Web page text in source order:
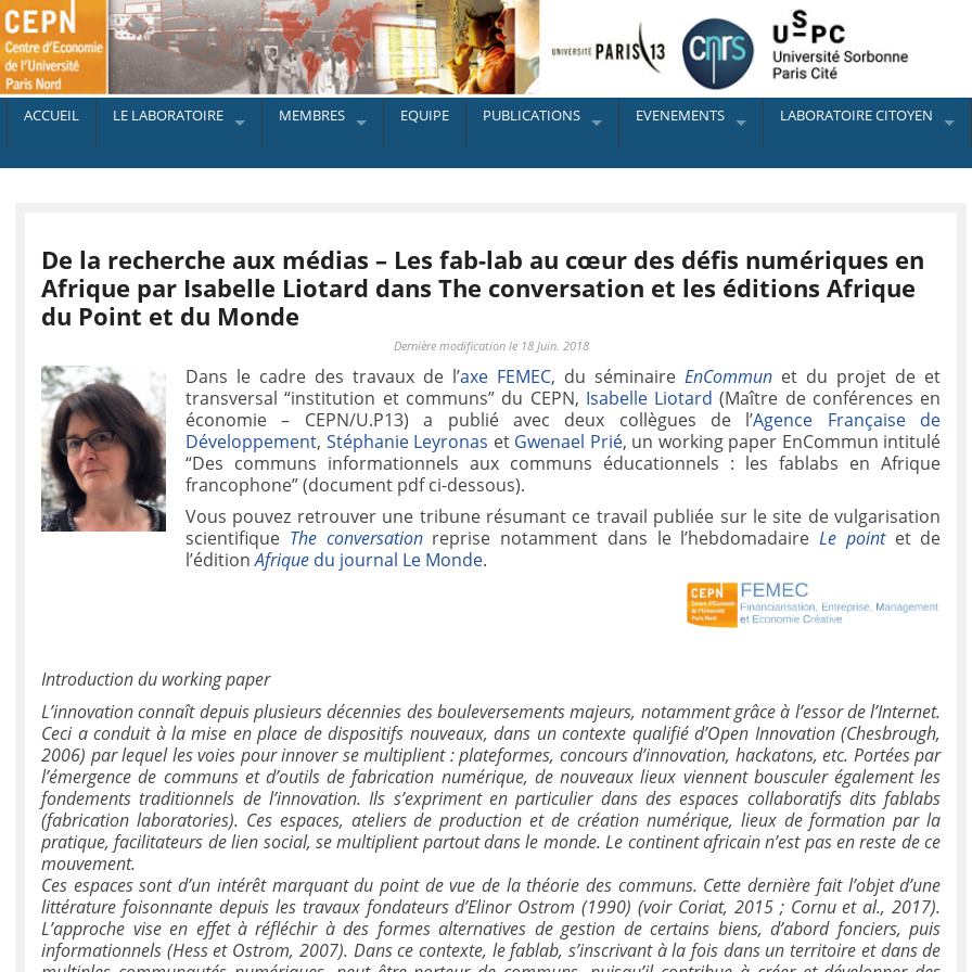
ACCUEIL LE LABORATOIRE MEMBRES EQUIPE PUBLICATIONS EVENEMENTS LABORATOIRE CITOYEN
De la recherche aux médias – Les fab-lab au cœur des défis numériques en
Afrique par Isabelle Liotard dans The conversation et les éditions Afrique
du Point et du Monde
Dernière modification le 18 Juin. 2018
Dans le cadre des travaux de l’axe FEMEC, du séminaireEnCommun et du projet de et
transversal “institution et communs” du CEPN, Isabelle Liotard (Maître de conférences en
économie – CEPN/U.P13) a publié avec deux collègues de l’Agence Française de
Développement, Stéphanie Leyronas et Gwenael Prié, un working paper EnCommun intitulé
“Des communs informationnels aux communs éducationnels : les fablabs en Afrique
francophone” (document pdf ci-dessous).
Vous pouvez retrouver une tribune résumant ce travail publiée sur le site de vulgarisation
scientifique The conversationreprise notamment dans le l’hebdomadaireLe point et de
l’éditionAfrique du journal Le Monde.
Introduction du working paper
L’innovation connaît depuis plusieurs décennies des bouleversements majeurs, notamment grâce à l’essor de l’Internet.
Ceci a conduit à la mise en place de dispositifs nouveaux, dans un contexte qualifié d’Open Innovation (Chesbrough,
2006) par lequel les voies pour innover se multiplient : plateformes, concours d’innovation, hackatons, etc. Portées par
l’émergence de communs et d’outils de fabrication numérique, de nouveaux lieux viennent bousculer également les
fondements traditionnels de l’innovation. Ils s’expriment en particulier dans des espaces collaboratifs dits fablabs
(fabrication laboratories). Ces espaces, ateliers de production et de création numérique, lieux de formation par la
pratique, facilitateurs de lien social, se multiplient partout dans le monde. Le continent africain n’est pas en reste de ce
mouvement.
Ces espaces sont d’un intérêt marquant du point de vue de la théorie des communs. Cette dernière fait l’objet d’une
littérature foisonnante depuis les travaux fondateurs d’Elinor Ostrom (1990) (voir Coriat, 2015 ; Cornu et al., 2017).
L’approche vise en effet à réfléchir à des formes alternatives de gestion de certains biens, d’abord fonciers, puis
informationnels (Hess et Ostrom, 2007). Dans ce contexte, le fablab, s’inscrivant à la fois dans un territoire et dans de